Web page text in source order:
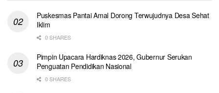
Puskesmas Pantai Amal Dorong Terwujudnya Desa Sehat
Iklim
0 SHARES
Pimpin Upacara Hardiknas 2026, Gubernur Serukan
Penguatan Pendidikan Nasional
0 SHARES